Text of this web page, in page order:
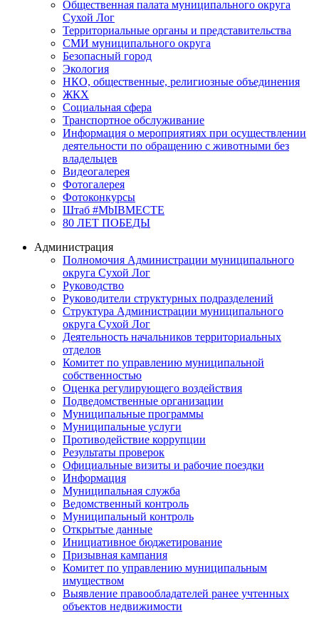
Общественная палата муниципального округа
Сухой Лог
Территориальные органы и представительства
СМИ муниципального округа
Безопасный город
Экология
НКО, общественные, религиозные объединения
ЖКХ
Социальная сфера
Транспортное обслуживание
Информация о мероприятиях при осуществлении
деятельности по обращению с животными без
владельцев
Видеогалерея
Фотогалерея
Фотоконкурсы
Штаб #MbIBMECTE
80 ЛЕТ ПОБЕДЫ
Администрация
Полномочия Администрации муниципального
округа Сухой Лог
Руководство
Руководители структурных подразделений
Структура Администрации муниципального
округа Сухой Лог
Деятельность начальников территориальных
отделов
Комитет по управлению муниципальной
собственностью
Оценка регулирующего воздействия
Подведомственные организации
Муниципальные программы
Муниципальные услуги
Противодействие коррупции
Результаты проверок
Официальные визиты и рабочие поездки
Информация
Муниципальная служба
Ведомственный контроль
Муниципальный контроль
Открытые данные
Инициативное бюджетирование
Призывная кампания
Комитет по управлению муниципальным
имуществом
Выявление правообладателей ранее учтенных
объектов недвижимости